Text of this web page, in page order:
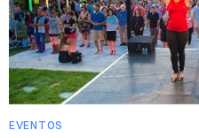
EVENTOS